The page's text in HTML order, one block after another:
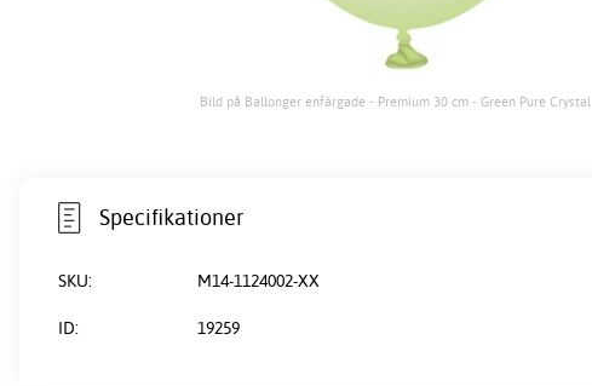
Bild på Ballonger enfärgade - Premium 30 cm - Green Pure Crystal
Specifikationer
SKU: M14-1124002-XX
ID: 19259